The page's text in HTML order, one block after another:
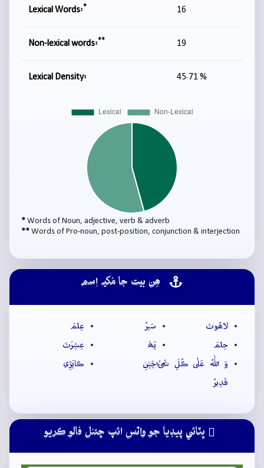
Lexical Words:* 16
Non-lexical words:** 19
Lexical Density: 45.71 %
* Words of Noun, adjective, verb & adverb
** Words of Pro-noun, post-position, conjunction & interjection
ھِن بيت جا مُکيہ اِسم
لاھُوتَ سَيرُ
عِلمَ
حِلمَ
پَھَ
عِشِرَتَ
وَ اللّٰهُ عَلٰى ڪُلِّ شَیْءٍ
قَدِيرُ
چَپَنِ ڪاپَڙِي
ڀٽائي پيڊيا جو واٽس ائپ چئنل فالو ڪريو